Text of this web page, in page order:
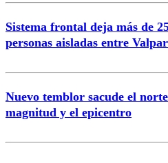
Sistema frontal deja más de
personas aisladas entre
Nuevo temblor sacude el
magnitud y el epicentro